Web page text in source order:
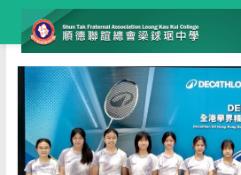
Skip
content